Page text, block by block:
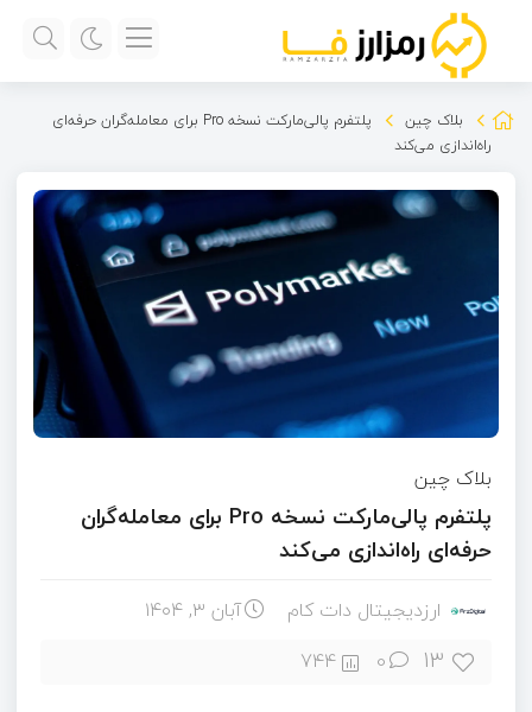
بلاک چین
پلتفرم پالی‌مارکت نسخه Pro برای معامله‌گران حرفه‌ای
راه‌اندازی می‌کند
بلاک چین
پلتفرم پالی‌مارکت نسخه Pro برای معامله‌گران
حرفه‌ای راه‌اندازی می‌کند
ارزدیجیتال دات کام آبان ۳, ۱۴۰۴
13
0
744